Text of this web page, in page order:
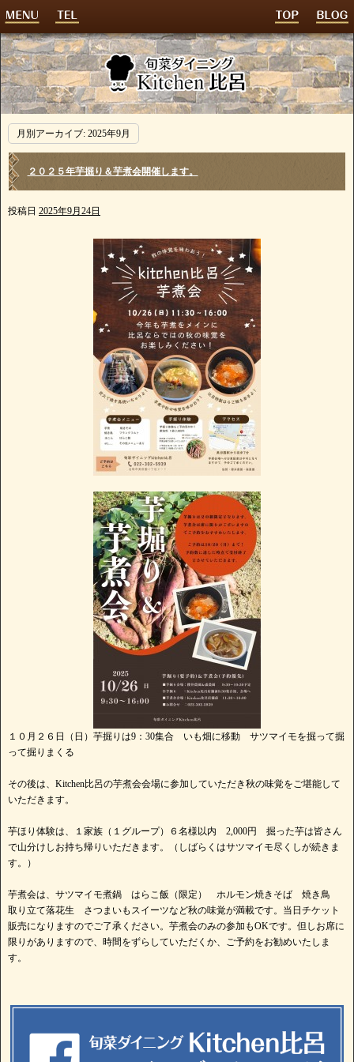
月別アーカイブ: 2025年9月
２０２５年芋掘り＆芋煮会開催します。
投稿日 2025年9月24日
１０月２６日（日）芋掘りは9：30集合 いも畑に移動 サツマイモを掘って掘
って掘りまくる
その後は、Kitchen比呂の芋煮会会場に参加していただき秋の味覚をご堪能して
いただきます。
芋ほり体験は、１家族（１グループ）６名様以内 2,000円 掘った芋は皆さん
で山分けしお持ち帰りいただきます。（しばらくはサツマイモ尽くしが続きま
す。）
芋煮会は、サツマイモ煮鍋 はらこ飯（限定） ホルモン焼きそば 焼き鳥
取り立て落花生 さつまいもスイーツなど秋の味覚が満載です。当日チケット
販売になりますのでご了承ください。芋煮会のみの参加もOKです。但しお席に
限りがありますので、時間をずらしていただくか、ご予約をお勧めいたしま
す。